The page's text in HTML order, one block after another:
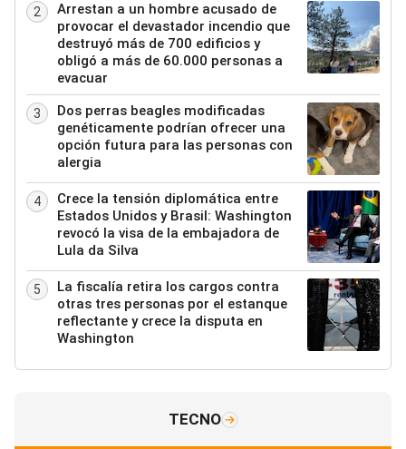
2
Arrestan a un hombre acusado de
provocar el devastador incendio que
destruyó más de 700 edificios y
obligó a más de 60.000 personas a
evacuar
3
Dos perras beagles modificadas
genéticamente podrían ofrecer una
opción futura para las personas con
alergia
4
Crece la tensión diplomática entre
Estados Unidos y Brasil: Washington
revocó la visa de la embajadora de
Lula da Silva
5
La fiscalía retira los cargos contra
otras tres personas por el estanque
reflectante y crece la disputa en
Washington
TECNO